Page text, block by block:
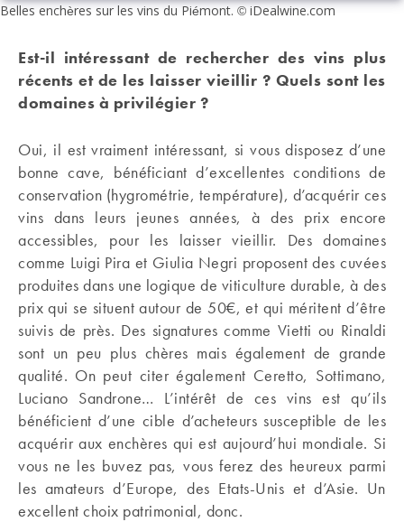
Belles enchères sur les vins du Piémont. © iDealwine.com
Est-il intéressant de rechercher des vins plus
récents et de les laisser vieillir ? Quels sont les
domaines à privilégier ?
Oui, il est vraiment intéressant, si vous disposez d’une
bonne cave, bénéficiant d’excellentes conditions de
conservation (hygrométrie, température), d’acquérir ces
vins dans leurs jeunes années, à des prix encore
accessibles, pour les laisser vieillir. Des domaines
comme Luigi Pira et Giulia Negri proposent des cuvées
produites dans une logique de viticulture durable, à des
prix qui se situent autour de 50€, et qui méritent d’être
suivis de près. Des signatures comme Vietti ou Rinaldi
sont un peu plus chères mais également de grande
qualité. On peut citer également Ceretto, Sottimano,
Luciano Sandrone… L’intérêt de ces vins est qu’ils
bénéficient d’une cible d’acheteurs susceptible de les
acquérir aux enchères qui est aujourd’hui mondiale. Si
vous ne les buvez pas, vous ferez des heureux parmi
les amateurs d’Europe, des Etats-Unis et d’Asie. Un
excellent choix patrimonial, donc.